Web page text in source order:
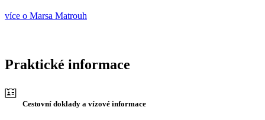
více o Marsa Matrouh
Praktické informace
Cestovní doklady a vízové informace